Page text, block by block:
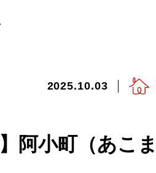
2025.10.03
】阿小町（あこ